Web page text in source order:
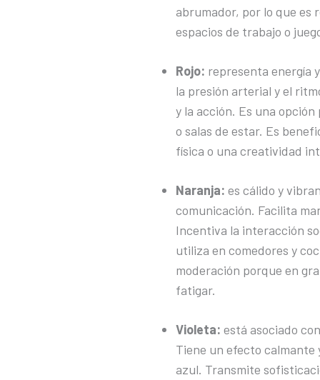
abrumador, por lo que es
espacios de trabajo o
Rojo: representa energía
la presión arterial y el
y la acción. Es una
o salas de estar. Es
física o una creatividad
Naranja: es cálido y
comunicación. Facilita
Incentiva la interacción
utiliza en comedores y
moderación porque en
fatigar.
Violeta: está asociado
Tiene un efecto calmante
azul. Transmite